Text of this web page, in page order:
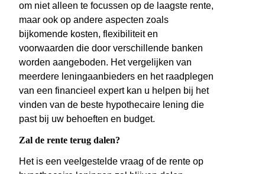
om niet alleen te focussen op de laagste rente,
maar ook op andere aspecten zoals
bijkomende kosten, flexibiliteit en
voorwaarden die door verschillende banken
worden aangeboden. Het vergelijken van
meerdere leningaanbieders en het raadplegen
van een financieel expert kan u helpen bij het
vinden van de beste hypothecaire lening die
past bij uw behoeften en budget.
Zal de rente terug dalen?
Het is een veelgestelde vraag of de rente op